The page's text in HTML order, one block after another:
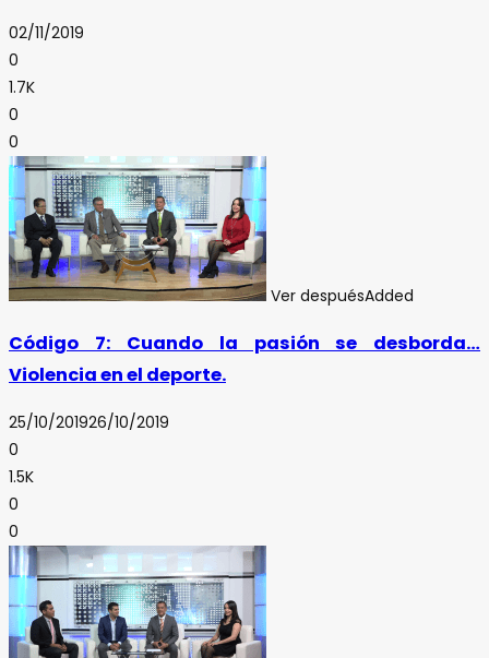
02/11/2019
0
1.7K
0
0
Ver despuésAdded
Código 7: Cuando la pasión se desborda…
Violencia en el deporte.
25/10/201926/10/2019
0
1.5K
0
0